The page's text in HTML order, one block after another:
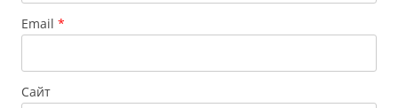
Email *
Сайт